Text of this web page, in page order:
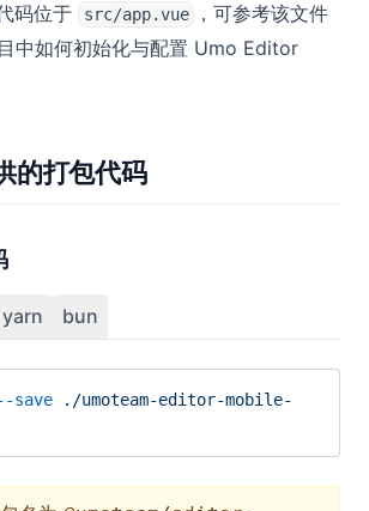
码位于 src/app.vue
，可参考该文件
中如何初始化与配置 Umo Editor
的打包代码
yarn bun
save ./umoteam-editor-mobile-